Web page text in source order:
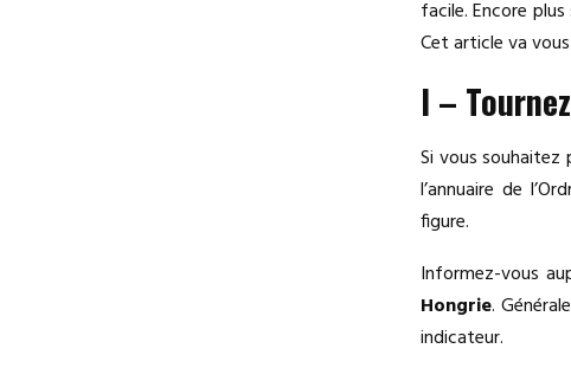
facile. Encore
Cet article va
I –
Si vous
l’annuaire de
figure.
Informez-vous
Hongrie.
indicateur.